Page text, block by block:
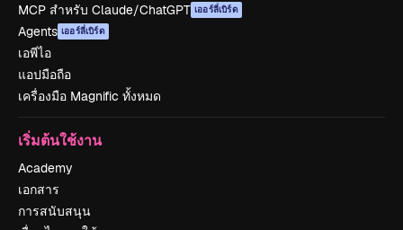
MCP สำหรับ Claude/ChatGPT เออร์ลี่เบิร์ด
Agents เออร์ลี่เบิร์ด
เอพีไอ
แอปมือถือ
เครื่องมือ Magnific ทั้งหมด
เริ่มต้นใช้งาน
Academy
เอกสาร
การสนับสนุน